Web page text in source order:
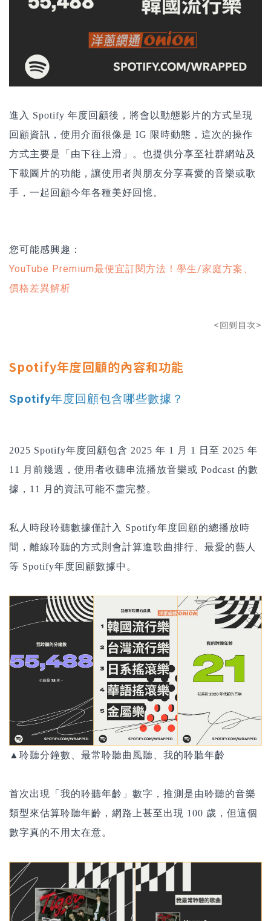
進入 Spotify 年度回顧後，將會以動態影片的方式呈現
回顧資訊，使用介面很像是 IG 限時動態，這次的操作
方式主要是「由下往上滑」。也提供分享至社群網站及
下載圖片的功能，讓使用者與朋友分享喜愛的音樂或歌
手，一起回顧今年各種美好回憶。
您可能感興趣：
YouTube Premium最便宜訂閱方法！學生/家庭方案、
價格差異解析
<回到目次>
Spotify年度回顧的內容和功能
Spotify年度回顧包含哪些數據？
2025 Spotify年度回顧包含 2025 年 1 月 1 日至 2025 年
11 月前幾週，使用者收聽串流播放音樂或 Podcast 的數
據，11 月的資訊可能不盡完整。
私人時段聆聽數據僅計入 Spotify年度回顧的總播放時
間，離線聆聽的方式則會計算進歌曲排行、最愛的藝人
等 Spotify年度回顧數據中。
▲聆聽分鐘數、最常聆聽曲風聽、我的聆聽年齡
首次出現「我的聆聽年齡」數字，推測是由聆聽的音樂
類型來估算聆聽年齡，網路上甚至出現 100 歲，但這個
數字真的不用太在意。